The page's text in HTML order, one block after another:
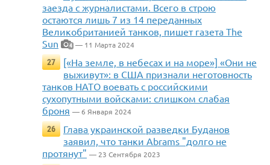
заезда с журналистами. Всего в строю
остаются лишь 7 из 14 переданных
Великобританией танков, пишет газета The
Sun
4 — 11 Марта 2024
27
[«На земле, в небесах и на море»] «Они не
выживут»: в США признали неготовность
танков НАТО воевать с российскими
сухопутными войсками: слишком слабая
броня — 6 Января 2024
26
Глава украинской разведки Буданов
заявил, что танки Abrams "долго не
протянут" — 23 Сентября 2023